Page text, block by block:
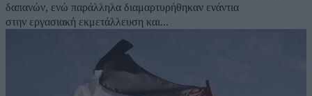
δαπανών, ενώ παράλληλα διαμαρτυρήθηκαν ενάντια
στην εργασιακή εκμετάλλευση και...